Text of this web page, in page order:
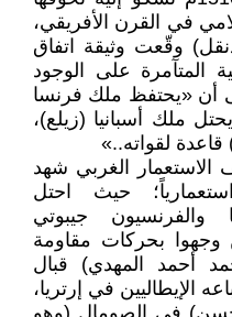
في القرن الأفريقي،
وقّعت وثيقة اتفاق
المتآمرة على الوجود
أن «يحتفظ ملك فرنسا
ملك أسبانيا (زيلع)،
لقواته..»
الغربي شهد
حيث احتل
والفرنسيون جيبوتي
وجهوا بحركات مقاومة
أحمد المهدي) قبال
الإيطاليين في إرتريا،